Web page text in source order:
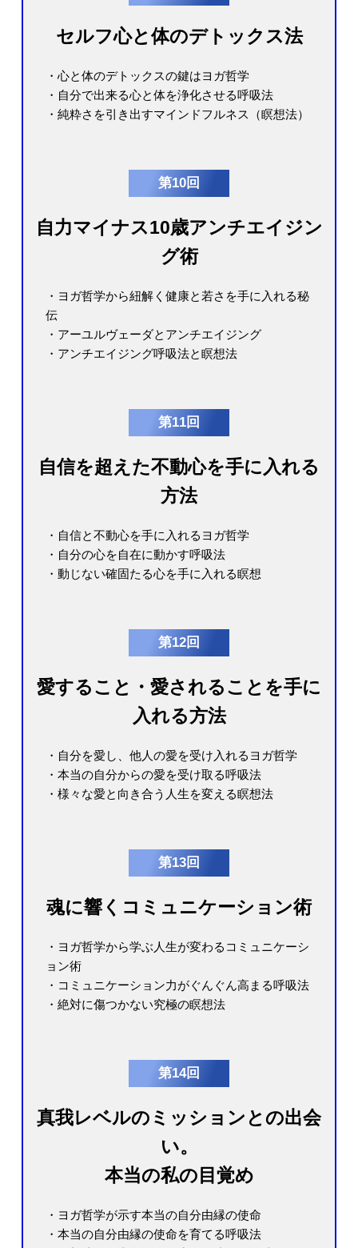
セルフ心と体のデトックス法
・心と体のデトックスの鍵はヨガ哲学
・自分で出来る心と体を浄化させる呼吸法
・純粋さを引き出すマインドフルネス（瞑想法）
第10回
自力マイナス10歳アンチエイジン
グ術
・ヨガ哲学から紐解く健康と若さを手に入れる秘
伝
・アーユルヴェーダとアンチエイジング
・アンチエイジング呼吸法と瞑想法
第11回
自信を超えた不動心を手に入れる
方法
・自信と不動心を手に入れるヨガ哲学
・自分の心を自在に動かす呼吸法
・動じない確固たる心を手に入れる瞑想
第12回
愛すること・愛されることを手に
入れる方法
・自分を愛し、他人の愛を受け入れるヨガ哲学
・本当の自分からの愛を受け取る呼吸法
・様々な愛と向き合う人生を変える瞑想法
第13回
魂に響くコミュニケーション術
・ヨガ哲学から学ぶ人生が変わるコミュニケーシ
ョン術
・コミュニケーション力がぐんぐん高まる呼吸法
・絶対に傷つかない究極の瞑想法
第14回
真我レベルのミッションとの出会
い。
本当の私の目覚め
・ヨガ哲学が示す本当の自分由縁の使命
・本当の自分由縁の使命を育てる呼吸法